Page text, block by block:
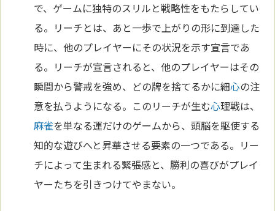
で、ゲームに独特のスリルと戦略性をもたらしてい
る。リーチとは、あと一歩で上がりの形に到達した
時に、他のプレイヤーにその状況を示す宣言であ
る。リーチが宣言されると、他のプレイヤーはその
瞬間から警戒を強め、どの牌を捨てるかに細心の注
意を払うようになる。このリーチが生む心理戦は、
麻雀を単なる運だけのゲームから、頭脳を駆使する
知的な遊びへと昇華させる要素の一つである。リー
チによって生まれる緊張感と、勝利の喜びがプレイ
ヤーたちを引きつけてやまない。